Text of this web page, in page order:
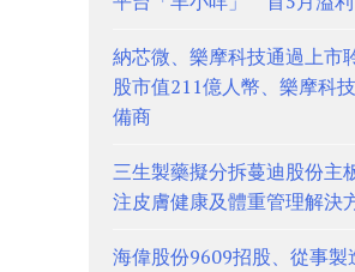
納芯微、樂摩科技通過上
股市值211億人幣、樂摩科
備商
三生製藥擬分拆蔓迪股份
注皮膚健康及體重管理解決
海偉股份9609招股、從事